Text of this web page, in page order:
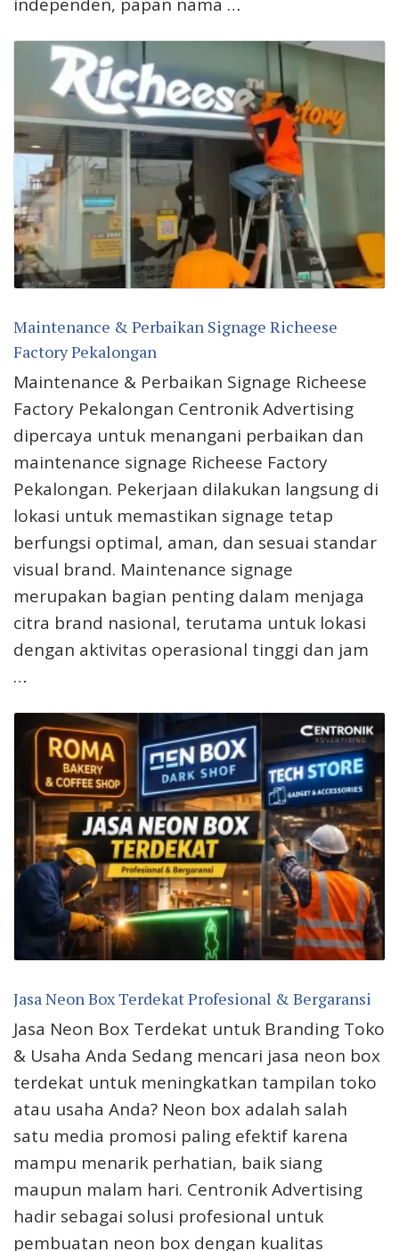
Maintenance & Perbaikan Signage Richeese
Factory Pekalongan
Maintenance & Perbaikan Signage Richeese
Factory Pekalongan Centronik Advertising
dipercaya untuk menangani perbaikan dan
maintenance signage Richeese Factory
Pekalongan. Pekerjaan dilakukan langsung di
lokasi untuk memastikan signage tetap
berfungsi optimal, aman, dan sesuai standar
visual brand. Maintenance signage
merupakan bagian penting dalam menjaga
citra brand nasional, terutama untuk lokasi
dengan aktivitas operasional tinggi dan jam
…
Jasa Neon Box Terdekat Profesional & Bergaransi
Jasa Neon Box Terdekat untuk Branding Toko
& Usaha Anda Sedang mencari jasa neon box
terdekat untuk meningkatkan tampilan toko
atau usaha Anda? Neon box adalah salah
satu media promosi paling efektif karena
mampu menarik perhatian, baik siang
maupun malam hari. Centronik Advertising
hadir sebagai solusi profesional untuk
pembuatan neon box dengan kualitas